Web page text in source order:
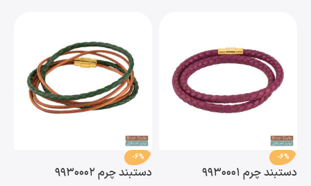
-6%
دستبند چرم ۹۹۳۰۰۰۱
-6%
دستبند چرم ۹۹۳۰۰۰۲